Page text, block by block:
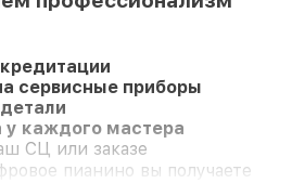
сервисные приборы
у каждого мастера
СЦ или заказе
пианино вы получаете